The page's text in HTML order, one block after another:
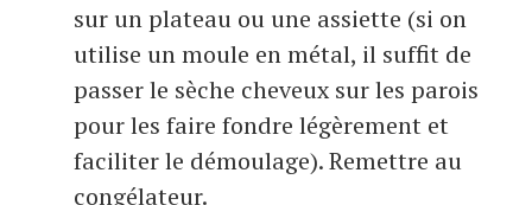
sur un plateau ou une assiette (si on
utilise un moule en métal, il suffit de
passer le sèche cheveux sur les parois
pour les faire fondre légèrement et
faciliter le démoulage). Remettre au
congélateur.